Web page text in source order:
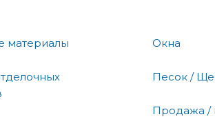
материалы Окна
Песок /
Продажа /